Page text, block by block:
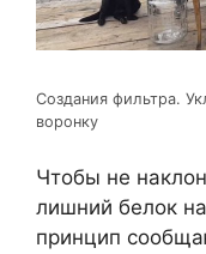
Создания фильтра.
воронку
Чтобы не
лишний белок
принцип